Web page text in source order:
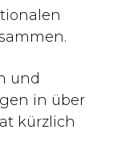
und
in über
kürzlich